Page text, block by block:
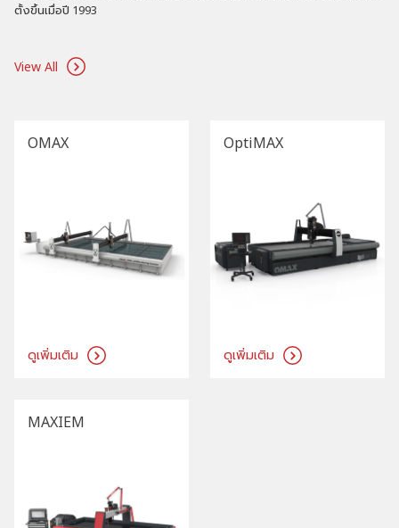
ตั้งขึ้นเมื่อปี 1993
View All
OMAX
ดูเพิ่มเติม
OptiMAX
ดูเพิ่มเติม
MAXIEM